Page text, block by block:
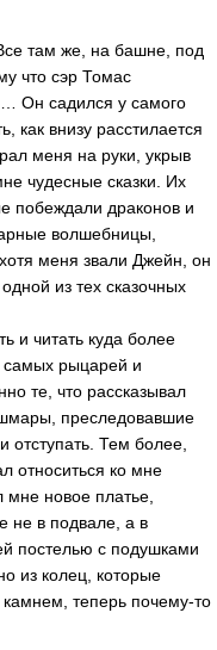
там же, на башне, под
что сэр Томас
Он садился у самого
как внизу расстилается
меня на руки, укрыв
чудесные сказки. Их
побеждали драконов и
волшебницы,
меня звали Джейн, он
из тех сказочных
и читать куда более
самых рыцарей и
те, что рассказывал
преследовавшие
отступать. Тем более,
относиться ко мне
новое платье,
не в подвале, а в
постелью с подушками
из колец, которые
теперь почему-то